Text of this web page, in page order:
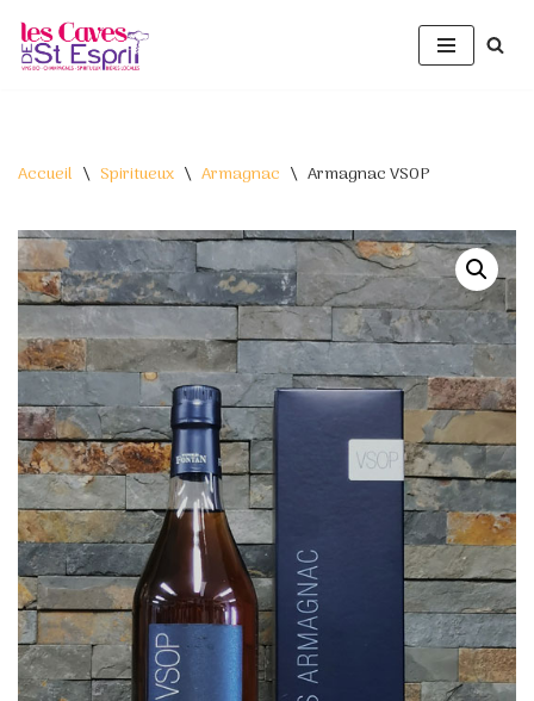
Aller
Accueil \ Spiritueux \ Armagnac \ Armagnac VSOP